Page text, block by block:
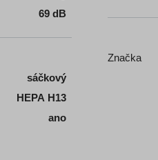
69 dB
sáčkový
HEPA H13
ano
Značka